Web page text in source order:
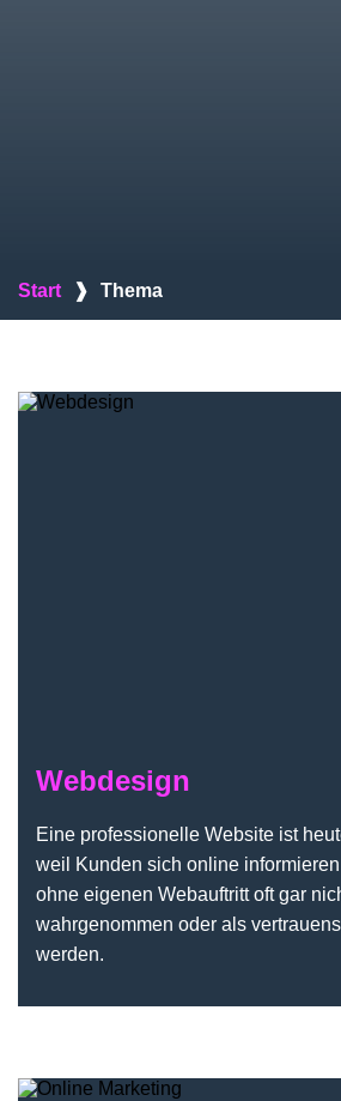
Start ❱ Thema
Webdesign
Webdesign
Eine professionelle Website ist
weil Kunden sich online
ohne eigenen Webauftritt oft gar
wahrgenommen oder als
werden.
Online Marketing